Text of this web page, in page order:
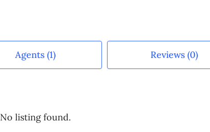
Agents (1) Reviews (0)
No listing found.